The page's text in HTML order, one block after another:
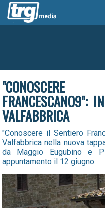
FRANCESCANO9":
VALFABBRICA
"Conoscere il Sentiero
Valfabbrica nella nuova
da Maggio Eugubino e
appuntamento il 12 giugno.